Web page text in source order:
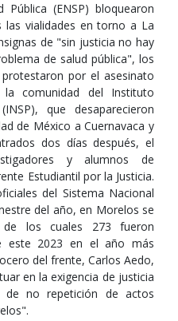
Pública (ENSP) bloquearon
vialidades en torno a La
de "sin justicia no hay
de salud pública", los
por el asesinato
comunidad del Instituto
que desaparecieron
de México a Cuernavaca y
dos días después, el
y alumnos de
Estudiantil por la Justicia.
del Sistema Nacional
del año, en Morelos se
los cuales 273 fueron
este 2023 en el año más
del frente, Carlos Aedo,
en la exigencia de justicia
de no repetición de actos